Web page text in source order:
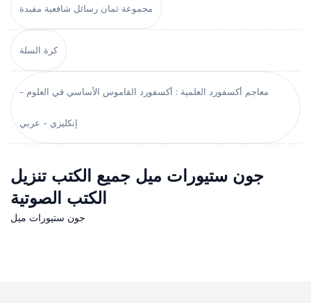
مجموعة ثمان رسائل شافعية مفيدة
كرة السلة
معاجم أكسفورد العلمية : أكسفورد القاموس الأساسي في العلوم -
إنكليزي - عربي
جون ستيورات ميل جميع الكتب تنزيل
الكتب الصوتية
جون ستيورات ميل